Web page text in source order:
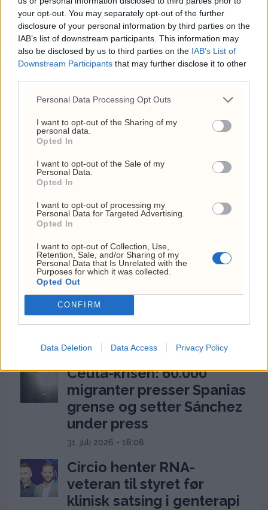
your opt-out. You may separately opt-out of the further
disclosure of your personal information by third parties on the
IAB’s list of downstream participants. This information may
also be disclosed by us to third parties on the IAB’s List of
Downstream Participants that may further disclose it to other
Personal Data Processing Opt Outs
I want to opt-out of the Sharing of my
personal data.
Opted In
I want to opt-out of the Sale of my
Personal Data.
Opted In
I want to opt-out of processing my
Personal Data for Targeted Advertising.
Opted In
I want to opt-out of Collection, Use,
Retention, Sale, and/or Sharing of my
Personal Data that Is Unrelated with the
Purposes for which it was collected.
Opted Out
CONFIRM
Data Deletion Data Access Privacy Policy
Slakter Bech Holtes
Norge-fortelling: –
Maga-aktig
Siste Mest lest
MEST LESTE ARTIKLER
Hvorfor døde Olaf Tufte?
Hjertestans,
vaksinespørsmål og
toppidrettens risiko
26. juli 2026 - 12:17
Ceuta-krisen: 60.000
migranter presser Spanias
grense og setter Sánchez
under press
31. juli 2026 - 18:08
Circio henter RNA-
veteran til styret før
klinisk satsing i genterapi